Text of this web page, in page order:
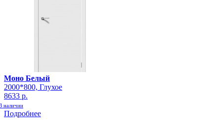
Моно Белый
2000*800, Глухое
8633 р.
наличии
Подробнее